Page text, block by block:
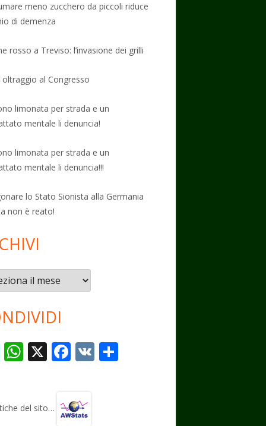
meno zucchero da piccoli riduce
di demenza
rosso a Treviso: l’invasione dei grilli
oltraggio al Congresso
limonata per strada e un
mentale li denuncia!
limonata per strada e un
mentale li denuncia!!!
lo Stato Sionista alla Germania
non è reato!
T
gr
W
s
X F
b
V
del sito…